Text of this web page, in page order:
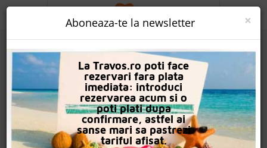
Rosenburg Brugge Hotel
PROMO
CAUTA REZERVARE
OFERTA PERSONALIZATA
DESPRE NOI
LOGIN
×
Aboneaza-te la newsletter
La Travos.ro poti face
rezervari fara plata
imediata: introduci
rezervarea acum si o
poti plati dupa
confirmare, astfel ai
sanse mari sa pastrezi
tariful afisat.